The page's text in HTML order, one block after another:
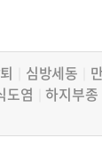
심방세동
도염 │하지부종